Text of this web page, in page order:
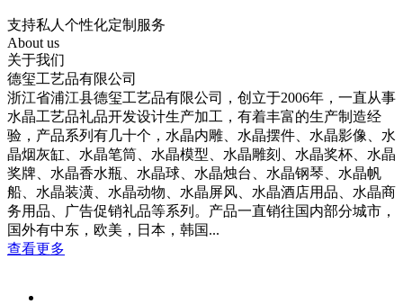
支持私人个性化定制服务
About us
关于我们
德玺工艺品有限公司
浙江省浦江县德玺工艺品有限公司，创立于2006年，一直从事
水晶工艺品礼品开发设计生产加工，有着丰富的生产制造经
验，产品系列有几十个，水晶内雕、水晶摆件、水晶影像、水
晶烟灰缸、水晶笔筒、水晶模型、水晶雕刻、水晶奖杯、水晶
奖牌、水晶香水瓶、水晶球、水晶烛台、水晶钢琴、水晶帆
船、水晶装潢、水晶动物、水晶屏风、水晶酒店用品、水晶商
务用品、广告促销礼品等系列。产品一直销往国内部分城市，
国外有中东，欧美，日本，韩国...
查看更多